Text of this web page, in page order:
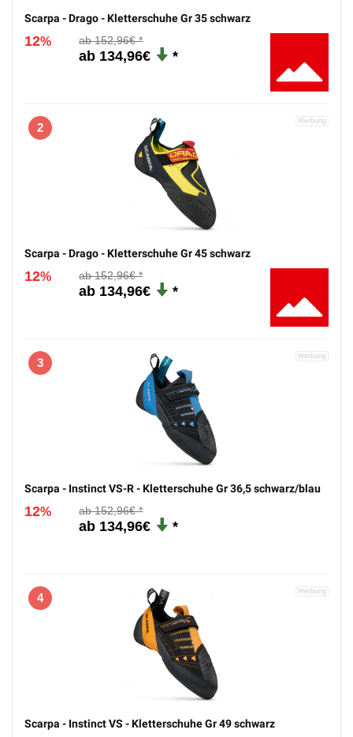
Scarpa - Drago - Kletterschuhe Gr 35 schwarz
12% 152,96€
134,96€
2
Scarpa - Drago - Kletterschuhe Gr 45 schwarz
12% 152,96€
134,96€
3
Scarpa - Instinct VS-R - Kletterschuhe Gr 36,5 schwarz/blau
12% 152,96€
134,96€
4
Scarpa - Instinct VS - Kletterschuhe Gr 49 schwarz